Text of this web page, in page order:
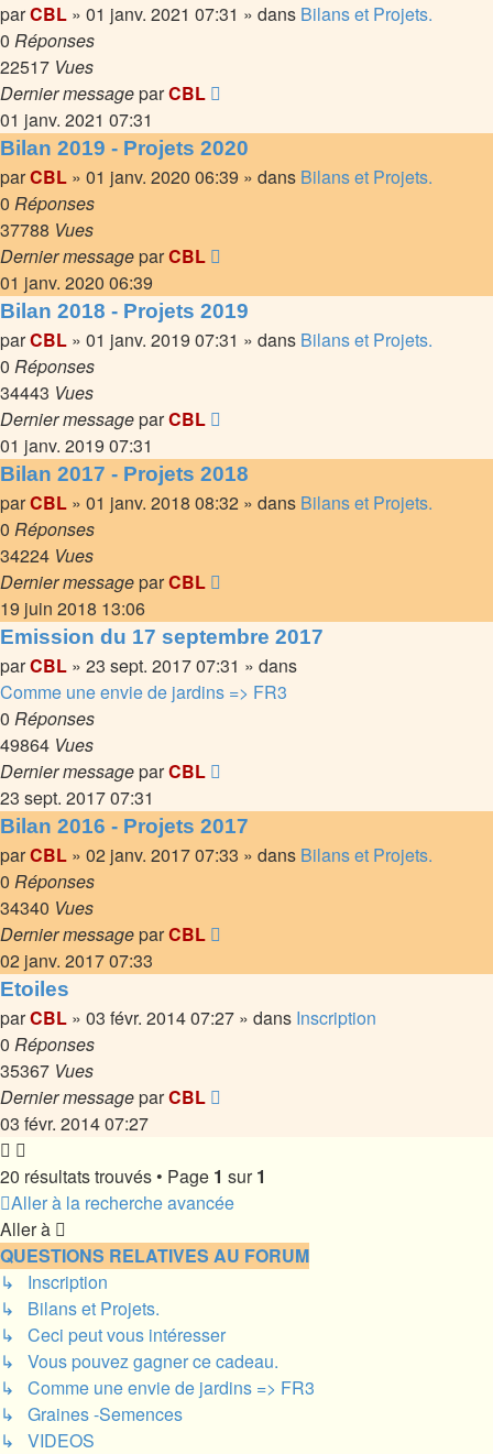
parCBL » 01 janv. 2021 07:31 » dans Bilans et Projets.
0 Réponses
22517 Vues
Dernier messageparCBL
01 janv. 2021 07:31
Bilan 2019 - Projets 2020
parCBL » 01 janv. 2020 06:39 » dans Bilans et Projets.
0 Réponses
37788 Vues
Dernier messageparCBL
01 janv. 2020 06:39
Bilan 2018 - Projets 2019
parCBL » 01 janv. 2019 07:31 » dans Bilans et Projets.
0 Réponses
34443 Vues
Dernier messageparCBL
01 janv. 2019 07:31
Bilan 2017 - Projets 2018
parCBL » 01 janv. 2018 08:32 » dans Bilans et Projets.
0 Réponses
34224 Vues
Dernier messageparCBL
19 juin 2018 13:06
Emission du 17 septembre 2017
parCBL » 23 sept. 2017 07:31 » dans
Comme une envie de jardins => FR3
0 Réponses
49864 Vues
Dernier messageparCBL
23 sept. 2017 07:31
Bilan 2016 - Projets 2017
parCBL » 02 janv. 2017 07:33 » dans Bilans et Projets.
0 Réponses
34340 Vues
Dernier messageparCBL
02 janv. 2017 07:33
Etoiles
parCBL » 03 févr. 2014 07:27 » dans Inscription
0 Réponses
35367 Vues
Dernier messageparCBL
03 févr. 2014 07:27
20 résultats trouvés • Page 1 sur1
Aller à la recherche avancée
Aller à
QUESTIONS RELATIVES AU FORUM
↳ Inscription
↳ Bilans et Projets.
↳ Ceci peut vous intéresser
↳ Vous pouvez gagner ce cadeau.
↳ Comme une envie de jardins => FR3
↳ Graines -Semences
↳ VIDEOS